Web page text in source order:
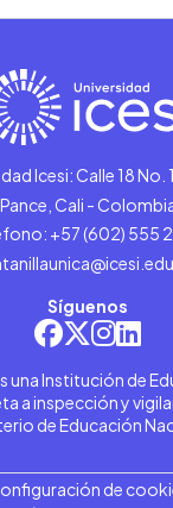
Icesi: Calle 18 No.
Pance, Cali -
+57 (602) 555
Síguenos
una Institución de
a inspección y
de Educación
de